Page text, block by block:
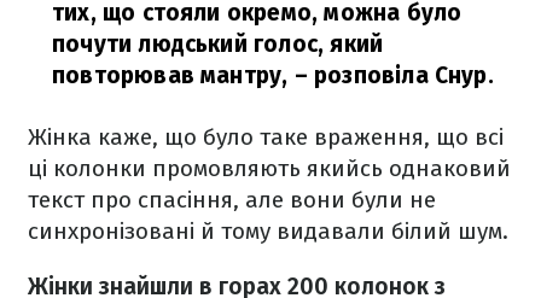
тих, що стояли окремо, можна було
почути людський голос, який
повторював мантру, – розповіла Снур.
Жінка каже, що було таке враження, що всі
ці колонки промовляють якийсь однаковий
текст про спасіння, але вони були не
синхронізовані й тому видавали білий шум.
Жінки знайшли в горах 200 колонок з